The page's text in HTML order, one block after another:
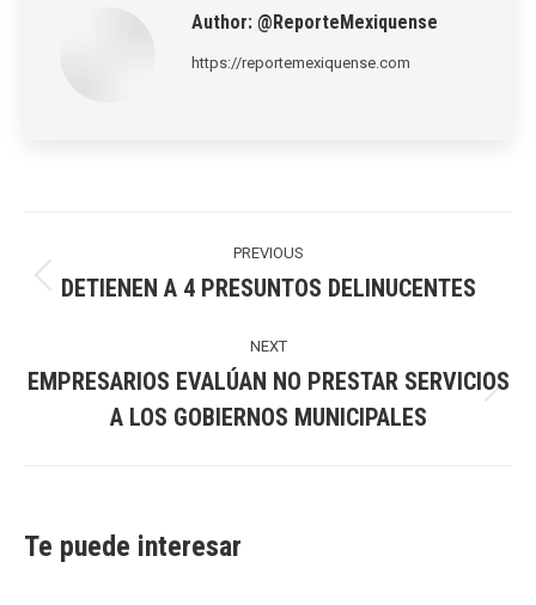
Author: @ReporteMexiquense
https://reportemexiquense.com
navigation
PREVIOUS
Previous
DETIENEN A 4 PRESUNTOS DELINUCENTES
NEXT
post:
EMPRESARIOS EVALÚAN NO PRESTAR SERVICIOS
A LOS GOBIERNOS MUNICIPALES
Te puede interesar